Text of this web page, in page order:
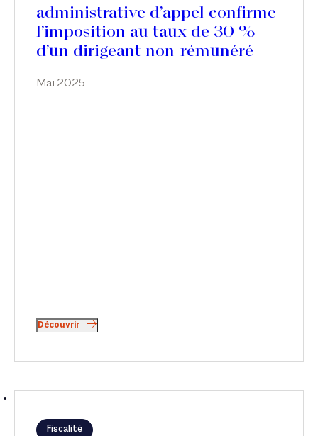
Mai 2025
administrative d’appel confirme
l’imposition au taux de 30 %
d’un dirigeant non-rémunéré
Découvrir
Fiscalité